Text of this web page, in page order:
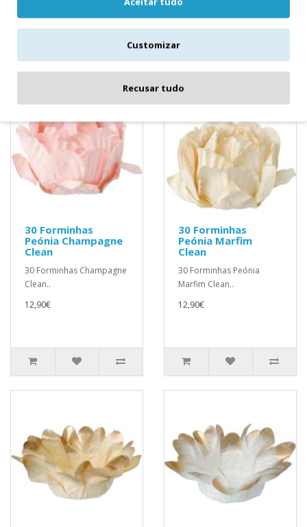
30 Forminhas
Peónia Champagne
Clean
30 Forminhas Champagne
Clean..
12,90€
30 Forminhas
Peónia Marfim
Clean
30 Forminhas Peónia
Marfim Clean..
12,90€
Customizar
Recusar tudo